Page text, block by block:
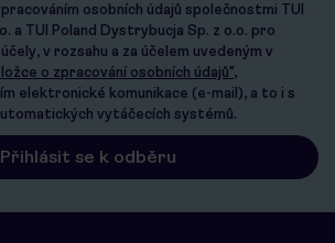
osobních údajů společnostmi TUI
a TUI Poland Dystrybucja Sp. z o.o. pro
v rozsahu a za účelem uvedeným v
o zpracování osobních údajů",
elektronické komunikace (e-mail), a to i s
vytáčecích systémů.